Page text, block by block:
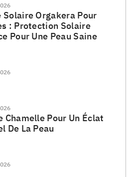
Solaire Orgakera Pour
: Protection Solaire
Pour Une Peau Saine
Chamelle Pour Un Éclat
De La Peau